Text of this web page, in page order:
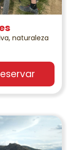
naturaleza